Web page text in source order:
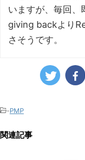
いますが、毎回、
giving backより
さそうです。
-PMP
関連記事